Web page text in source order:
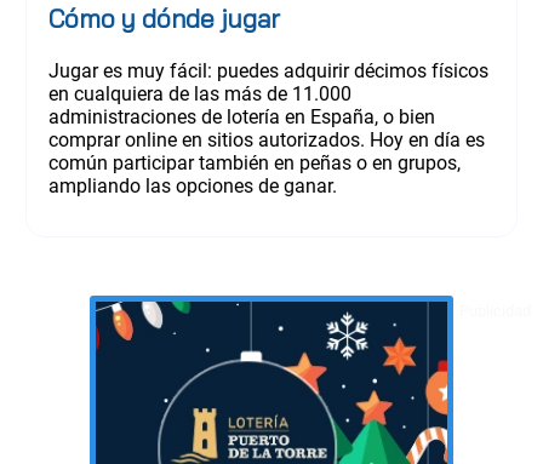
Cómo y dónde jugar
Jugar es muy fácil: puedes adquirir décimos físicos
en cualquiera de las más de 11.000
administraciones de lotería en España, o bien
comprar online en sitios autorizados. Hoy en día es
común participar también en peñas o en grupos,
ampliando las opciones de ganar.